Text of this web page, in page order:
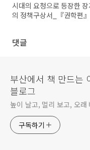
시대의 요청으로 등장한
의 정책구상서_『권학편』
댓글
부산에서 책 만드는
블로그
높이 날고, 멀리 보고, 오래
구독하기